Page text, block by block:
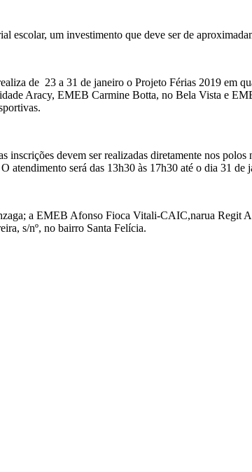
escolar, um investimento que deve ser de
de 23 a 31 de janeiro o Projeto Férias 2019 em
Aracy, EMEB Carmine Botta, no Bela Vista e
inscrições devem ser realizadas diretamente nos
atendimento será das 13h30 às 17h30 até o dia 31
a EMEB Afonso Fioca Vitali-CAIC,narua Regit
s/nº, no bairro Santa Felícia.